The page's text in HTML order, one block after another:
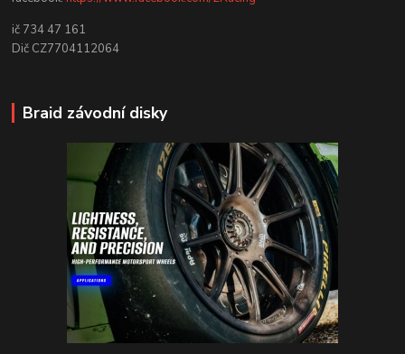
ič 734 47 161
Dič CZ7704112064
Braid závodní disky